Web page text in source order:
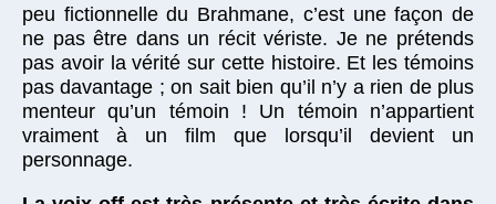
peu fictionnelle du Brahmane, c’est une façon de
ne pas être dans un récit vériste. Je ne prétends
pas avoir la vérité sur cette histoire. Et les témoins
pas davantage ; on sait bien qu’il n’y a rien de plus
menteur qu’un témoin ! Un témoin n’appartient
vraiment à un film que lorsqu’il devient un
personnage.